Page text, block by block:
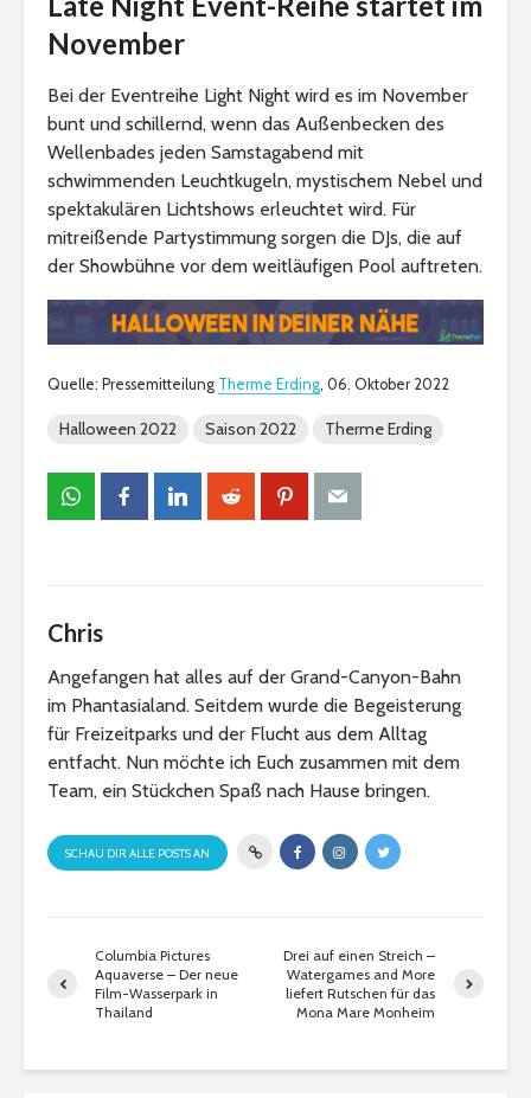
November
Bei der Eventreihe Light Night wird es im November
bunt und schillernd, wenn das Außenbecken des
Wellenbades jeden Samstagabend mit
schwimmenden Leuchtkugeln, mystischem Nebel und
spektakulären Lichtshows erleuchtet wird. Für
mitreißende Partystimmung sorgen die DJs, die auf
der Showbühne vor dem weitläufigen Pool auftreten.
Quelle: Pressemitteilung Therme Erding, 06. Oktober 2022
Halloween 2022 Saison 2022 Therme Erding
Chris
Angefangen hat alles auf der Grand-Canyon-Bahn
im Phantasialand. Seitdem wurde die Begeisterung
für Freizeitparks und der Flucht aus dem Alltag
entfacht. Nun möchte ich Euch zusammen mit dem
Team, ein Stückchen Spaß nach Hause bringen.
SCHAU DIR ALLE POSTS AN
Columbia Pictures
Aquaverse – Der neue
Film-Wasserpark in
Thailand
Drei auf einen Streich –
Watergames and More
liefert Rutschen für das
Mona Mare Monheim